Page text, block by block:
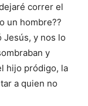
correr el
un hombre??
Jesús, y nos lo
y
hijo pródigo, la
a quien no